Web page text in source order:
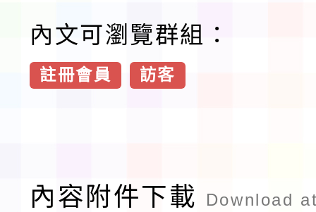
內文可瀏覽群組：
註冊會員 訪客
內容附件下載 Download